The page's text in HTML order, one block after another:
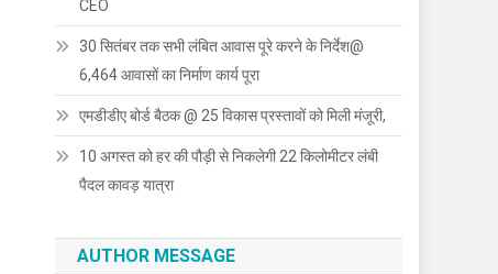
CEO
30 सितंबर तक सभी लंबित आवास पूरे करने के निर्देश@
6,464 आवासों का निर्माण कार्य पूरा
एमडीडीए बोर्ड बैठक @ 25 विकास प्रस्तावों को मिली मंजूरी,
10 अगस्त को हर की पौड़ी से निकलेगी 22 किलोमीटर लंबी
पैदल कावड़ यात्रा
AUTHOR MESSAGE